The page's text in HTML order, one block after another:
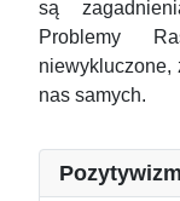
są
Problemy
niewykluczone,
nas samych.